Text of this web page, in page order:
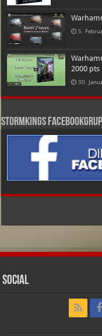
5.
2000 pts
30.
Stormkings
Social